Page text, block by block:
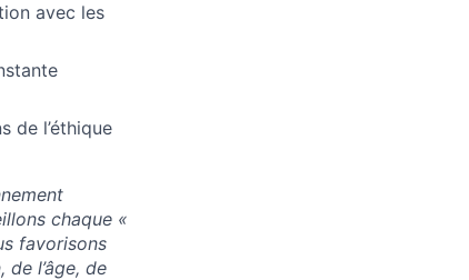
avec les
de l’éthique
chaque «
favorisons
l’âge, de